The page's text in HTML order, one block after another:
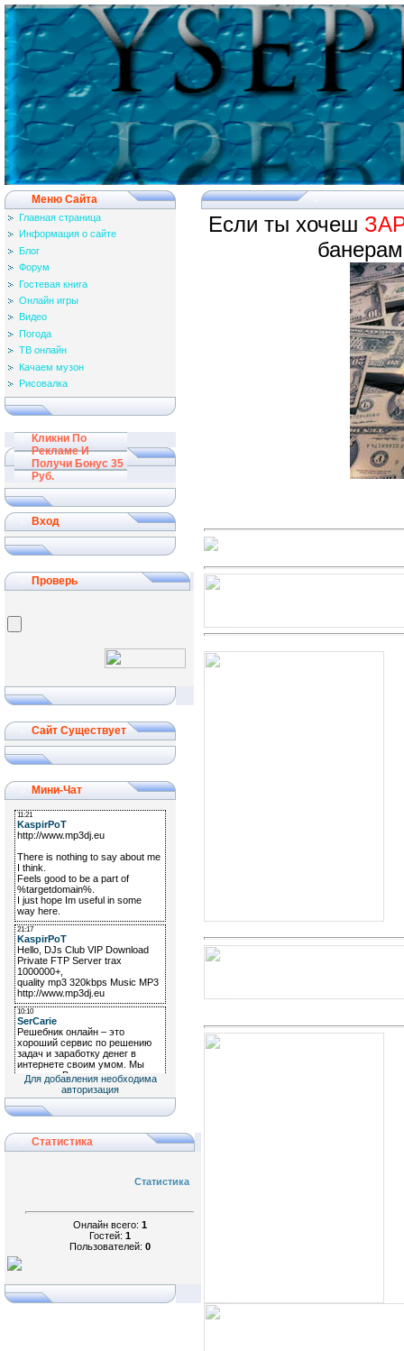
Меню Сайта
Главная страница
Информация о сайте
Блог
Форум
Гостевая книга
Онлайн игры
Видео
Погода
ТВ онлайн
Качаем музон
Рисовалка
Кликни По
Рекламе И
Получи Бонус 35
Руб.
Вход
Проверь
Сайт Существует
Мини-Чат
Для добавления необходима
авторизация
Статистика
Статистика
Онлайн всего: 1
Гостей: 1
Пользователей: 0
Если ты хочеш